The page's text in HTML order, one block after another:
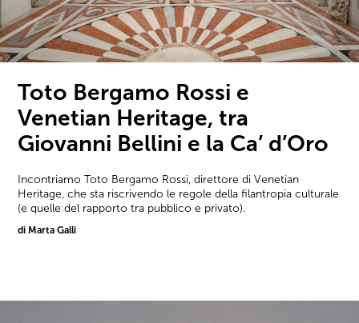
Toto Bergamo Rossi e
Venetian Heritage, tra
Giovanni Bellini e la Ca’ d’Oro
Incontriamo Toto Bergamo Rossi, direttore di Venetian
Heritage, che sta riscrivendo le regole della filantropia culturale
(e quelle del rapporto tra pubblico e privato).
di Marta Galli